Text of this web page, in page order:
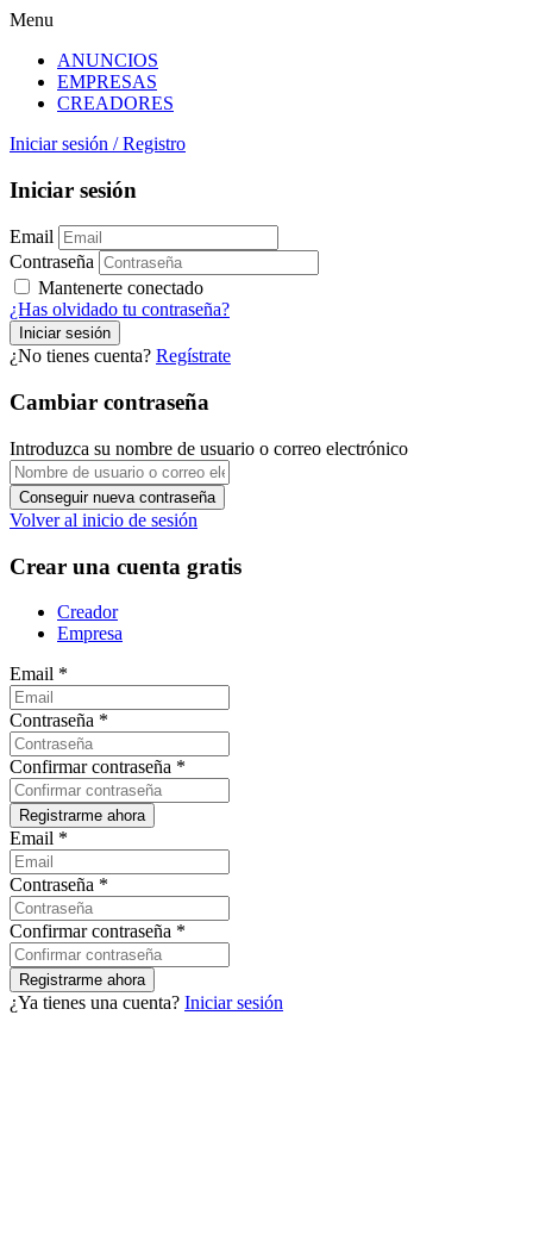
Menu
ANUNCIOS
EMPRESAS
CREADORES
Iniciar sesión / Registro
Iniciar sesión
Email
Contraseña
Mantenerte conectado
¿Has olvidado tu contraseña?
¿No tienes cuenta? Regístrate
Cambiar contraseña
Introduzca su nombre de usuario o correo electrónico
Volver al inicio de sesión
Crear una cuenta gratis
Creador
Empresa
Email *
Contraseña *
Confirmar contraseña *
Email *
Contraseña *
Confirmar contraseña *
¿Ya tienes una cuenta? Iniciar sesión